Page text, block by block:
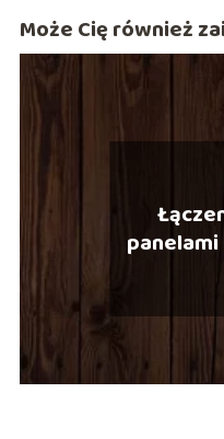
Może Cię również